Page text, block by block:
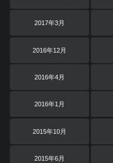
2017年3月
2016年12月
2016年4月
2016年1月
2015年10月
2015年6月